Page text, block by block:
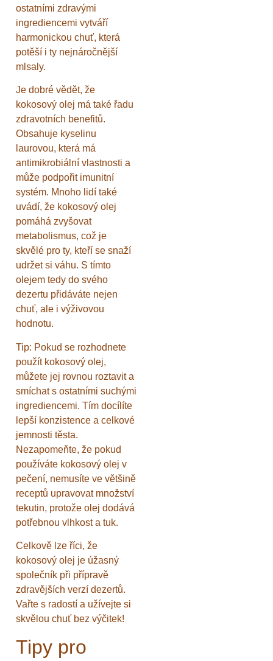
ostatními zdravými
ingrediencemi vytváří
harmonickou chuť, která
potěší i ty nejnáročnější
mlsaly.
Je dobré vědět, že
kokosový olej má také řadu
zdravotních benefitů.
Obsahuje kyselinu
laurovou, která má
antimikrobiální vlastnosti a
může podpořit imunitní
systém. Mnoho lidí také
uvádí, že kokosový olej
pomáhá zvyšovat
metabolismus, což je
skvělé pro ty, kteří se snaží
udržet si váhu. S tímto
olejem tedy do svého
dezertu přidáváte nejen
chuť, ale i výživovou
hodnotu.
Tip: Pokud se rozhodnete
použít kokosový olej,
můžete jej rovnou roztavit a
smíchat s ostatními suchými
ingrediencemi. Tím docílíte
lepší konzistence a celkové
jemnosti těsta.
Nezapomeňte, že pokud
používáte kokosový olej v
pečení, nemusíte ve většině
receptů upravovat množství
tekutin, protože olej dodává
potřebnou vlhkost a tuk.
Celkově lze říci, že
kokosový olej je úžasný
společník při přípravě
zdravějších verzí dezertů.
Vařte s radostí a užívejte si
skvělou chuť bez výčitek!
Tipy pro